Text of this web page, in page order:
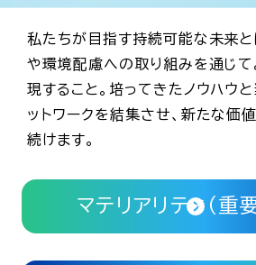
私たちが目指す持続可能な未来と
や環境配慮への取り組みを通じ
現すること。培ってきたノウハウ
ットワークを結集させ、新たな価
続けます。
マテリアリティ（重